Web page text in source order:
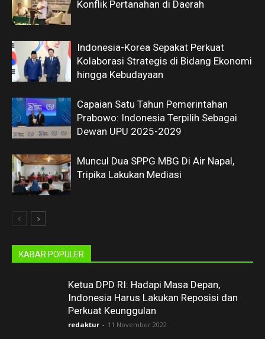
Konflik Pertanahan di Daerah
Indonesia-Korea Sepakat Perkuat
Kolaborasi Strategis di Bidang Ekonomi
hingga Kebudayaan
Capaian Satu Tahun Pemerintahan
Prabowo: Indonesia Terpilih Sebagai
Dewan UPU 2025-2029
Muncul Dua SPPG MBG Di Air Napal,
Tripika Lakukan Mediasi
KABAR POPULER
Ketua DPD RI: Hadapi Masa Depan,
Indonesia Harus Lakukan Reposisi dan
Perkuat Keunggulan
redaktur - 11 November 2022